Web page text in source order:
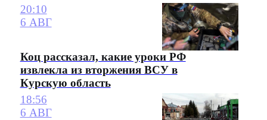
20:10
6 АВГ
Коц рассказал, какие уроки РФ
извлекла из вторжения ВСУ в
Курскую область
18:56
6 АВГ